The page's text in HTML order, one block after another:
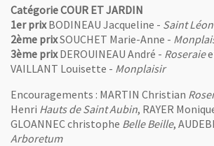
Catégorie COUR ET JARDIN
1er prixBODINEAU Jacqueline - Saint
2ème prixSOUCHET Marie-Anne -
3ème prixDEROUINEAU André - Roseraie
VAILLANT Louisette - Monplaisir
Encouragements : MARTIN Christian
Henri Hauts de Saint Aubin, RAYER
GLOANNEC christophe Belle Beille,
Arboretum